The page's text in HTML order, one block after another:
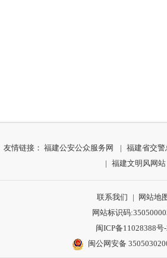
友情链接：福建公安公众服务网 | 福建省交警
| 福建文明风网站
联系我们 |
网站地
网站标识码
闽ICP备11028388号
闽公网安备